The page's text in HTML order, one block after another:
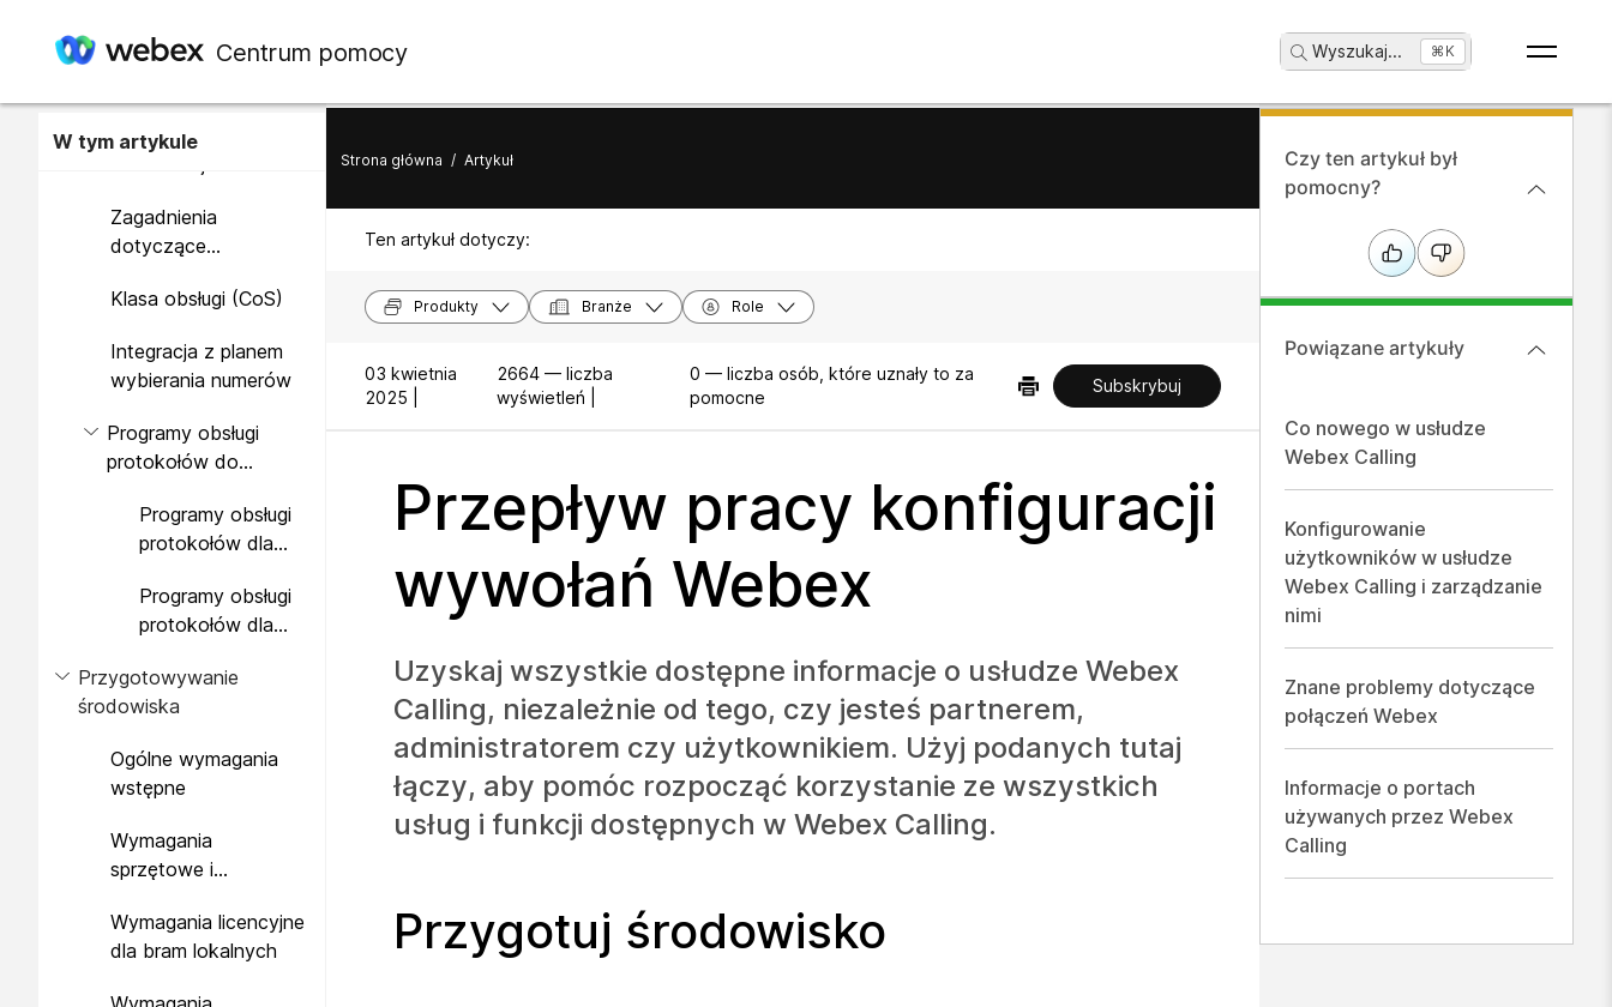
Centrum pomocy Wyszukaj... ⌘K
W tym artykule
WebexWdrożenia bramy
lokalnej centrali IP
PBX
Wdrożenia bramy
centralą CM PBX
Zagadnienia
dotyczące
połączeń
Klasa obsługi (CoS)
Integracja z planem
wybierania numerów
Programy obsługi
protokołów do
Programy obsługi
protokołów dla
Programy obsługi
protokołów dla
Przygotowywanie
środowiska
Ogólne wymagania
wstępne
Wymagania
sprzętowe i
lokalnej
Wymagania licencyjne
dla bram lokalnych
Strona główna / Artykuł
Ten artykuł dotyczy:
Produkty Branże Role
03 kwietnia
2025 |
2664 — liczba
wyświetleń |
0 — liczba osób, które uznały to za
pomocne
Subskrybuj
Przepływ pracy konfiguracji
wywołań Webex
Uzyskaj wszystkie dostępne informacje o usłudze Webex
Calling, niezależnie od tego, czy jesteś partnerem,
administratorem czy użytkownikiem. Użyj podanych tutaj
łączy, aby pomóc rozpocząć korzystanie ze wszystkich
usług i funkcji dostępnych w Webex Calling.
Przygotuj środowisko
Czy ten artykuł był
pomocny?
Powiązane artykuły
Co nowego w usłudze
Webex Calling
Konfigurowanie
użytkowników w usłudze
Webex Calling i zarządzanie
nimi
Znane problemy dotyczące
połączeń Webex
Informacje o portach
używanych przez Webex
Calling